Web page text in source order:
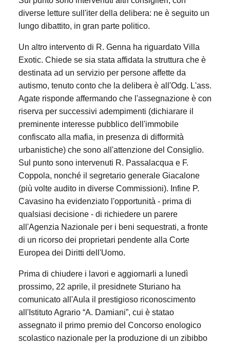
diverse letture sull'iter della delibera: ne è seguito un
lungo dibattito, in gran parte politico.
Un altro intervento di R. Genna ha riguardato Villa
Exotic. Chiede se sia stata affidata la struttura che è
destinata ad un servizio per persone affette da
autismo, tenuto conto che la delibera è all'Odg. L'ass.
Agate risponde affermando che l'assegnazione è con
riserva per successivi adempimenti (dichiarare il
preminente interesse pubblico dell'immobile
confiscato alla mafia, in presenza di difformità
urbanistiche) che sono all'attenzione del Consiglio.
Sul punto sono intervenuti R. Passalacqua e F.
Coppola, nonché il segretario generale Giacalone
(più volte audito in diverse Commissioni). Infine P.
Cavasino ha evidenziato l'opportunità - prima di
qualsiasi decisione - di richiedere un parere
all'Agenzia Nazionale per i beni sequestrati, a fronte
di un ricorso dei proprietari pendente alla Corte
Europea dei Diritti dell'Uomo.
Prima di chiudere i lavori e aggiornarli a lunedì
prossimo, 22 aprile, il presidnete Sturiano ha
comunicato all'Aula il prestigioso riconoscimento
all'Istituto Agrario “A. Damiani”, cui è statao
assegnato il primo premio del Concorso enologico
scolastico nazionale per la produzione di un zibibbo